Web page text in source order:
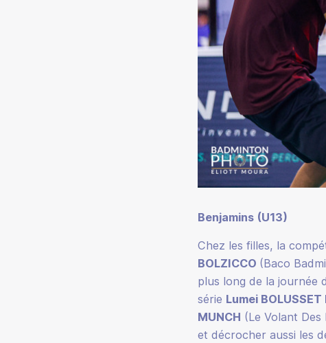
Benjamins (U13)
Chez les filles, la
BOLZICCO (Baco
plus long de la journée
série Lumei BOLUSSET
MUNCH (Le Volant
et décrocher aussi les